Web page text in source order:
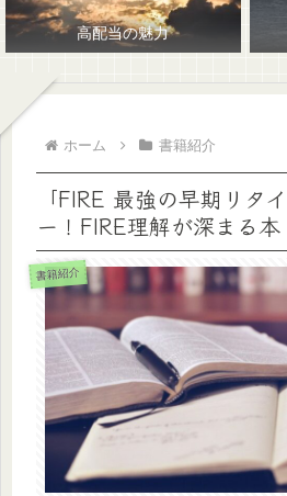
高配当の魅力
ホーム 書籍紹介
「FIRE 最強の早期リタ
ー！FIRE理解が深まる本
書籍紹介